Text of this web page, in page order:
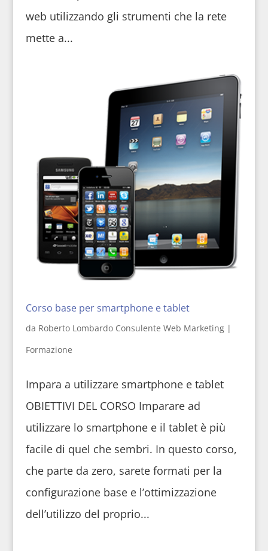
web utilizzando gli strumenti che la rete
mette a...
Corso base per smartphone e tablet
da Roberto Lombardo Consulente Web Marketing|
Formazione
Impara a utilizzare smartphone e tablet
OBIETTIVI DEL CORSO Imparare ad
utilizzare lo smartphone e il tablet è più
facile di quel che sembri. In questo corso,
che parte da zero, sarete formati per la
configurazione base e l’ottimizzazione
dell’utilizzo del proprio...